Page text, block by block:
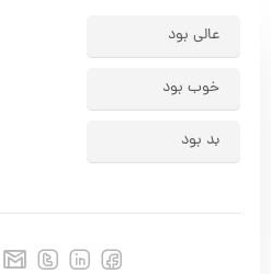
عالی بود
خوب بود
بد بود